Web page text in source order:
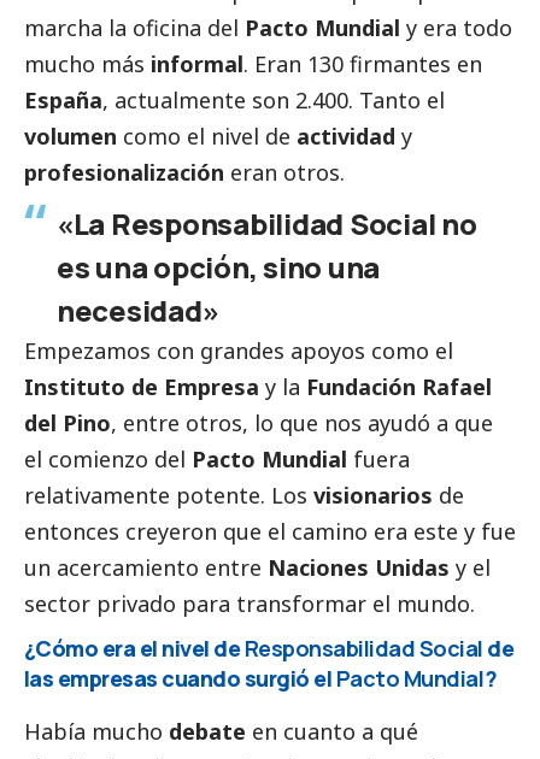
marcha la oficina del Pacto Mundial y era todo
mucho más informal. Eran 130 firmantes en
España, actualmente son 2.400. Tanto el
volumen como el nivel de actividad y
profesionalización eran otros.
«La Responsabilidad Social no
es una opción, sino una
necesidad»
Empezamos con grandes apoyos como el
Instituto de Empresa y la Fundación Rafael
del Pino, entre otros, lo que nos ayudó a que
el comienzo del Pacto Mundial fuera
relativamente potente. Los visionarios de
entonces creyeron que el camino era este y fue
un acercamiento entre Naciones Unidas y el
sector privado para transformar el mundo.
¿Cómo era el nivel deResponsabilidadSocial de
las empresas cuando surgió el Pacto Mundial?
Había mucho debate en cuanto a qué